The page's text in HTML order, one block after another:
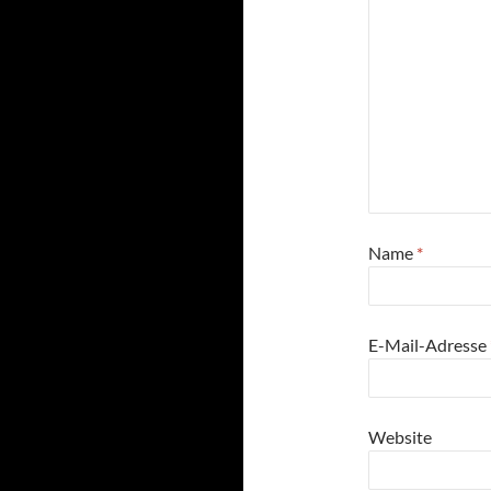
Name *
E-Mail-Adresse
Website